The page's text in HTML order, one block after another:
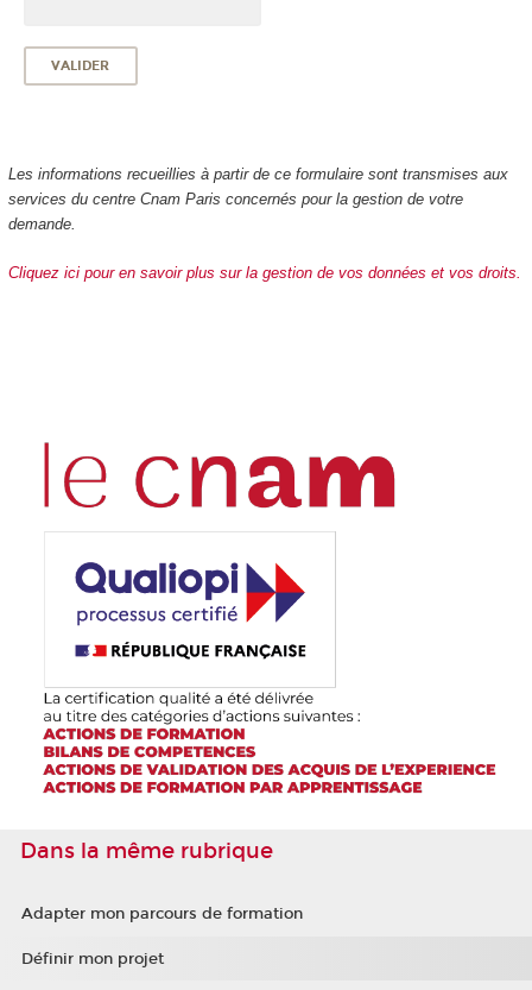
Les informations recueillies à partir de ce formulaire sont transmises aux
services du centre Cnam Paris concernés pour la gestion de votre
demande.
Cliquez ici pour en savoir plus sur la gestion de vos données et vos droits.
Dans la même rubrique
Adapter mon parcours de formation
Définir mon projet